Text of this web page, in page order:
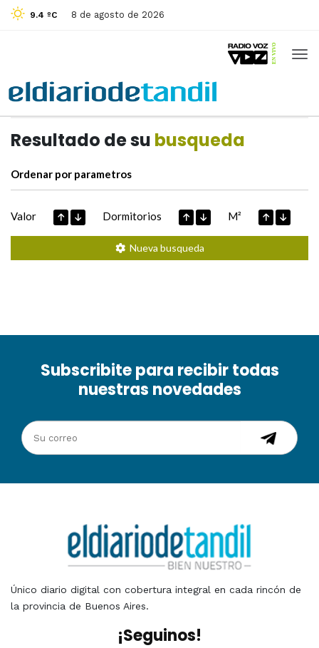
9.4 ºC 8 de agosto de 2026
Resultado de su busqueda
Ordenar por parametros
Valor Dormitorios M²
Nueva busqueda
Subscribite para recibir todas
nuestras novedades
Único diario digital con cobertura integral en cada rincón de
la provincia de Buenos Aires.
¡Seguinos!